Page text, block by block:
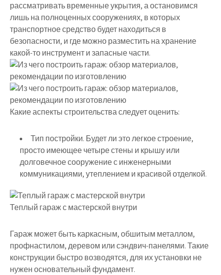
рассматривать временные укрытия, а остановимся
лишь на полноценных сооружениях, в которых
транспортное средство будет находиться в
безопасности, и где можно разместить на хранение
какой-то инструмент и запасные части.
Какие аспекты строительства следует оценить:
Тип постройки. Будет ли это легкое строение,
просто имеющее четыре стены и крышу или
долговечное сооружение с инженерными
коммуникациями, утеплением и красивой отделкой.
Теплый гараж с мастерской внутри
Гараж может быть каркасным, обшитым металлом,
профнастилом, деревом или сэндвич-панелями. Такие
конструкции быстро возводятся, для их установки не
нужен основательный фундамент.